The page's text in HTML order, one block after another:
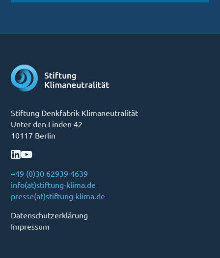
Stiftung Denkfabrik Klimaneutralität
Unter den Linden 42
10117 Berlin
+49 (0)30 62939 4639
info(at)stiftung-klima.de
presse(at)stiftung-klima.de
Datenschutzerklärung
Impressum